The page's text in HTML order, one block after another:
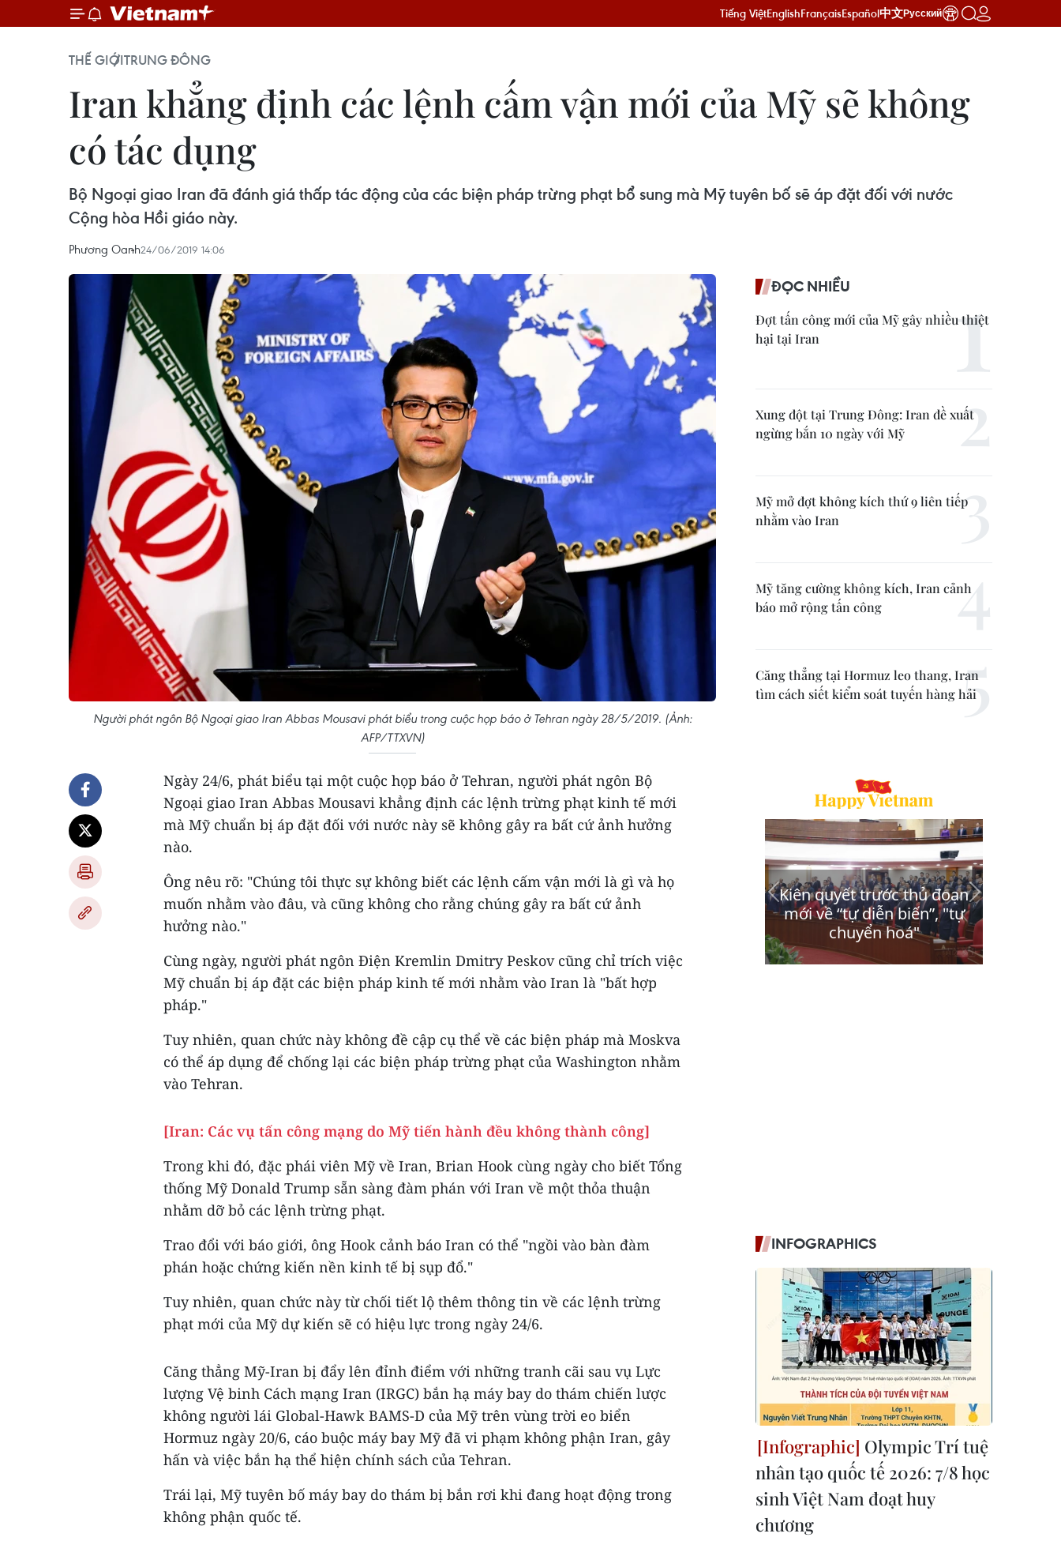
Tiếng ViệtEnglishFrançaisEspañol中文Русский
THẾ GIỚITRUNG ĐÔNG
Iran khẳng định các lệnh cấm vận mới của Mỹ sẽ không
có tác dụng
Bộ Ngoại giao Iran đã đánh giá thấp tác động của các biện pháp trừng phạt bổ sung mà Mỹ tuyên bố sẽ áp đặt đối với nước
Cộng hòa Hồi giáo này.
Phương Oanh24/06/2019 14:06
Người phát ngôn Bộ Ngoại giao Iran Abbas Mousavi phát biểu trong cuộc họp báo ở Tehran ngày 28/5/2019. (Ảnh:
AFP/TTXVN)
Ngày 24/6, phát biểu tại một cuộc họp báo ở Tehran, người phát ngôn Bộ
Ngoại giao Iran Abbas Mousavi khẳng định các lệnh trừng phạt kinh tế mới
mà Mỹ chuẩn bị áp đặt đối với nước này sẽ không gây ra bất cứ ảnh hưởng
nào.
Ông nêu rõ: "Chúng tôi thực sự không biết các lệnh cấm vận mới là gì và họ
muốn nhằm vào đâu, và cũng không cho rằng chúng gây ra bất cứ ảnh
hưởng nào."
Cùng ngày, người phát ngôn Điện Kremlin Dmitry Peskov cũng chỉ trích việc
Mỹ chuẩn bị áp đặt các biện pháp kinh tế mới nhằm vào Iran là "bất hợp
pháp."
Tuy nhiên, quan chức này không đề cập cụ thể về các biện pháp mà Moskva
có thể áp dụng để chống lại các biện pháp trừng phạt của Washington nhằm
vào Tehran.
[Iran: Các vụ tấn công mạng do Mỹ tiến hành đều không thành công]
Trong khi đó, đặc phái viên Mỹ về Iran, Brian Hook cùng ngày cho biết Tổng
thống Mỹ Donald Trump sẵn sàng đàm phán với Iran về một thỏa thuận
nhằm dỡ bỏ các lệnh trừng phạt.
Trao đổi với báo giới, ông Hook cảnh báo Iran có thể "ngồi vào bàn đàm
phán hoặc chứng kiến nền kinh tế bị sụp đổ."
Tuy nhiên, quan chức này từ chối tiết lộ thêm thông tin về các lệnh trừng
phạt mới của Mỹ dự kiến sẽ có hiệu lực trong ngày 24/6.
Căng thẳng Mỹ-Iran bị đẩy lên đỉnh điểm với những tranh cãi sau vụ Lực
lượng Vệ binh Cách mạng Iran (IRGC) bắn hạ máy bay do thám chiến lược
không người lái Global-Hawk BAMS-D của Mỹ trên vùng trời eo biển
Hormuz ngày 20/6, cáo buộc máy bay Mỹ đã vi phạm không phận Iran, gây
hấn và việc bắn hạ thể hiện chính sách của Tehran.
Trái lại, Mỹ tuyên bố máy bay do thám bị bắn rơi khi đang hoạt động trong
không phận quốc tế.
ĐỌC NHIỀU
Đợt tấn công mới của Mỹ gây nhiều thiệt
hại tại Iran
Xung đột tại Trung Đông: Iran đề xuất
ngừng bắn 10 ngày với Mỹ
Mỹ mở đợt không kích thứ 9 liên tiếp
nhằm vào Iran
Mỹ tăng cường không kích, Iran cảnh
báo mở rộng tấn công
Căng thẳng tại Hormuz leo thang, Iran
tìm cách siết kiểm soát tuyến hàng hải
INFOGRAPHICS
Olympic Trí tuệ
nhân tạo quốc tế 2026: 7/8 học
sinh Việt Nam đoạt huy
chương